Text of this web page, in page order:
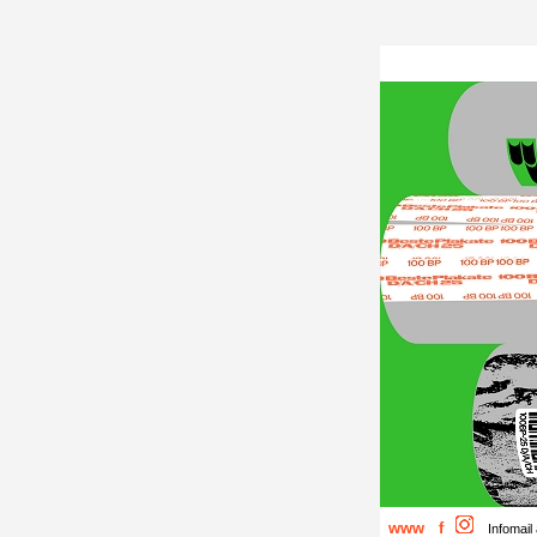
www f Infomail